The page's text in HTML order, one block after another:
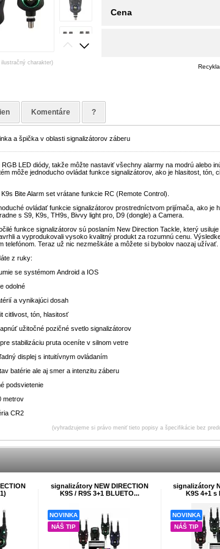
charakter)
Cena
Komentáre ?
a špička v oblasti signalizátorov záberu
LED diódy, takže môžte nastaviť všechny alarmy na modrú alebo
môže jednoducho ovládat funkce signalizátorov, ako je hlasitost,
Bite Alarm set vrátane funkcie RC (Remote Control).
ovládať funkcie signalizátorov prostredníctvom prijímača, ako je
s S9, K9s, TH9s, Bivvy light pro, D9 (dongle) a Camera.
funkce signalizátorov sú poslaním New Direction Tackle, který
a vyprodukovali vysoko kvalitný produkt za rozumnú cenu.
telefónom. Teraz už nic nezmeškáte a môžete si bybolov naozaj užívať.
z ruky:
se systémom Android a IOS
odolné
a vynikajúci dosah
citlivost, tón, hlasitosť
užitočné pozičné svetlo signalizátorov
stabilizáciu pruta oceníte v silnom vetre
displej s intuitívnym ovládaním
batérie ale aj smer a intenzitu záberu
podsvietenie
metrov
CR2
(vyhradzujeme si právo meniť tieto popisy a špecifikácie bez
signalizátory NEW DIRECTION
K9S / R9S 3+1 BLUETO...
NOVINKA
NÁŠ TIP
signalizátory
K9S 4+1 s
NOVINKA
NÁŠ TIP